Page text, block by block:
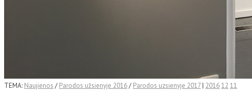
TEMA: Naujienos / Parodos užsienyje 2016/ Parodos uzsienyje 2017| 201612 11